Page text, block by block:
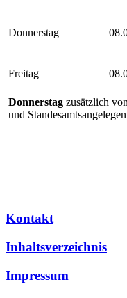
Donnerstag
Freitag
Donnerstag zusätzlich von
und
Kontakt
Inhaltsverzeichnis
Impressum